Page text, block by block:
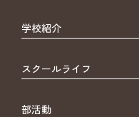
学校紹介
スクールライフ
部活動